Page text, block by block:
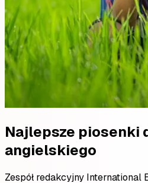
Najlepsze piosenki
angielskiego
Zespół redakcyjny International